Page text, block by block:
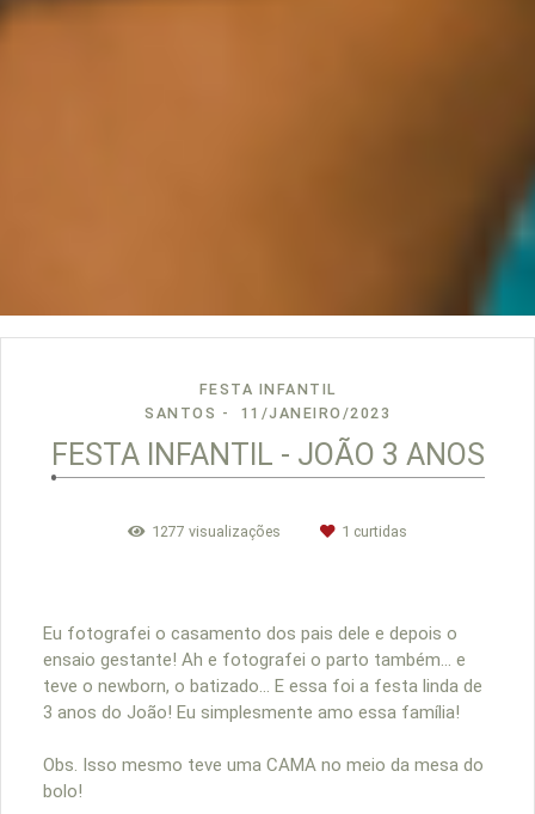
FESTA INFANTIL
SANTOS
11/JANEIRO/2023
FESTA INFANTIL - JOÃO 3 ANOS
1277 visualizações 1 curtidas
Eu fotografei o casamento dos pais dele e depois o
ensaio gestante! Ah e fotografei o parto também... e
teve o newborn, o batizado... E essa foi a festa linda de
3 anos do João! Eu simplesmente amo essa família!
Obs. Isso mesmo teve uma CAMA no meio da mesa do
bolo!